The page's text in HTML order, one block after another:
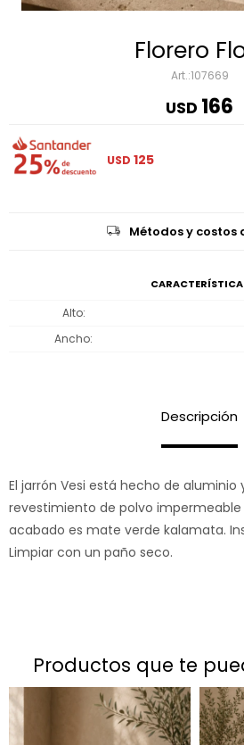
Florero
107669
USD 166
USD 125
Métodos y costos
Alto
Ancho
Descripción
El jarrón Vesi está hecho de aluminio
revestimiento de polvo impermeable
acabado es mate verde kalamata.
Limpiar con un paño seco.
productos que te